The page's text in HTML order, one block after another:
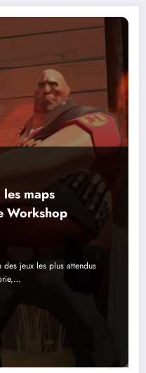
les maps
Workshop
des jeux les plus attendus